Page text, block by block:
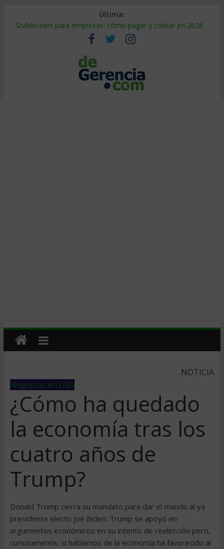
Última:
Stablecoins para empresas: cómo pagar y cobrar en 2026
Despido silencioso: qué es y por qué sale tan caro
IA en selección de personal: cómo auditarla a tiempo
Trabajo forzoso en la cadena de suministro: qué hacer
Mercado hispano de EE. UU.: cómo segmentarlo y venderle
NOTICIA
Negocios en USA
¿Cómo ha quedado
la economía tras los
cuatro años de
Trump?
Donald Trump cierra su mandato para dar el mando al ya
presidente electo Joe Biden. Trump se apoyó en
argumentos económicos en su intento de reelección pero,
curiosamente, si hablamos de la economía ha favorecido al